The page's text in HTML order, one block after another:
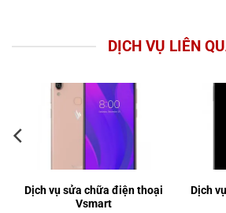
DỊCH VỤ LIÊN
Dịch vụ sửa chữa điện thoại
Vsmart
Dịch